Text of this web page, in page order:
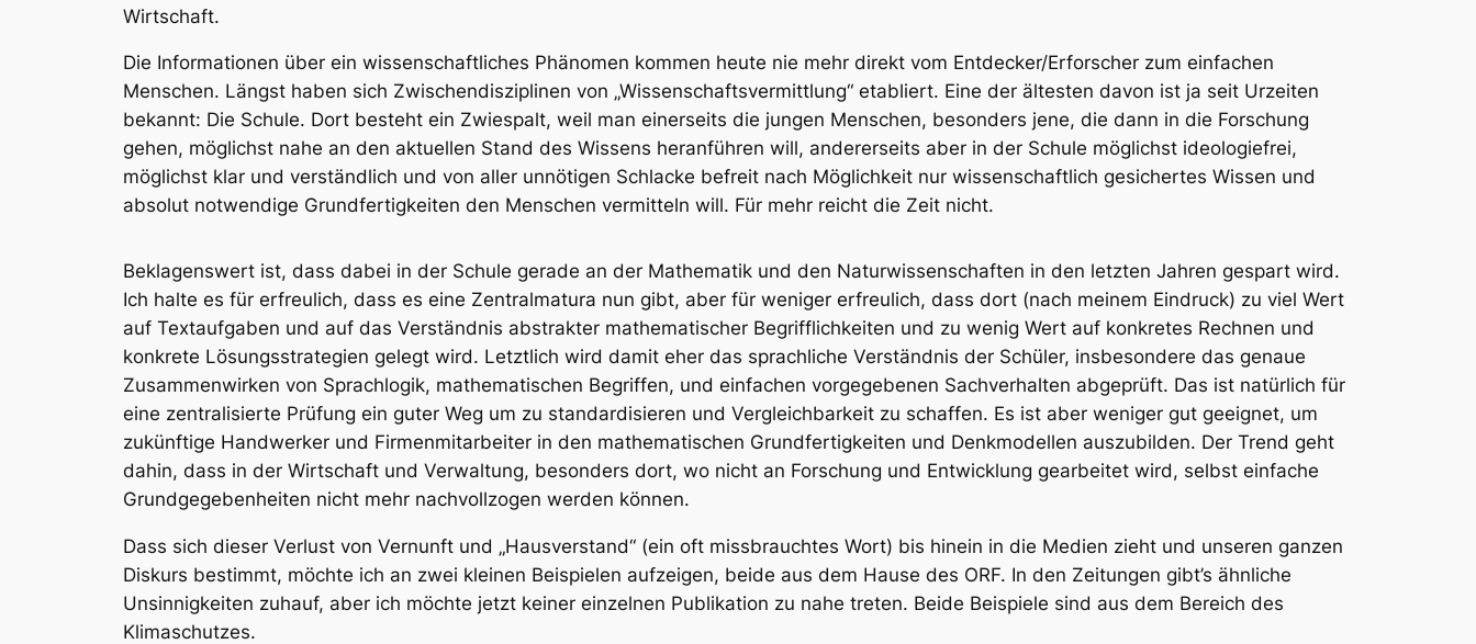
Wirtschaft.
Die Informationen über ein wissenschaftliches Phänomen kommen heute nie mehr direkt vom Entdecker/Erforscher zum einfachen
Menschen. Längst haben sich Zwischendisziplinen von „Wissenschaftsvermittlung“ etabliert. Eine der ältesten davon ist ja seit Urzeiten
bekannt: Die Schule. Dort besteht ein Zwiespalt, weil man einerseits die jungen Menschen, besonders jene, die dann in die Forschung
gehen, möglichst nahe an den aktuellen Stand des Wissens heranführen will, andererseits aber in der Schule möglichst ideologiefrei,
möglichst klar und verständlich und von aller unnötigen Schlacke befreit nach Möglichkeit nur wissenschaftlich gesichertes Wissen und
absolut notwendige Grundfertigkeiten den Menschen vermitteln will. Für mehr reicht die Zeit nicht.
Beklagenswert ist, dass dabei in der Schule gerade an der Mathematik und den Naturwissenschaften in den letzten Jahren gespart wird.
Ich halte es für erfreulich, dass es eine Zentralmatura nun gibt, aber für weniger erfreulich, dass dort (nach meinem Eindruck) zu viel Wert
auf Textaufgaben und auf das Verständnis abstrakter mathematischer Begrifflichkeiten und zu wenig Wert auf konkretes Rechnen und
konkrete Lösungsstrategien gelegt wird. Letztlich wird damit eher das sprachliche Verständnis der Schüler, insbesondere das genaue
Zusammenwirken von Sprachlogik, mathematischen Begriffen, und einfachen vorgegebenen Sachverhalten abgeprüft. Das ist natürlich für
eine zentralisierte Prüfung ein guter Weg um zu standardisieren und Vergleichbarkeit zu schaffen. Es ist aber weniger gut geeignet, um
zukünftige Handwerker und Firmenmitarbeiter in den mathematischen Grundfertigkeiten und Denkmodellen auszubilden. Der Trend geht
dahin, dass in der Wirtschaft und Verwaltung, besonders dort, wo nicht an Forschung und Entwicklung gearbeitet wird, selbst einfache
Grundgegebenheiten nicht mehr nachvollzogen werden können.
Dass sich dieser Verlust von Vernunft und „Hausverstand“ (ein oft missbrauchtes Wort) bis hinein in die Medien zieht und unseren ganzen
Diskurs bestimmt, möchte ich an zwei kleinen Beispielen aufzeigen, beide aus dem Hause des ORF. In den Zeitungen gibt’s ähnliche
Unsinnigkeiten zuhauf, aber ich möchte jetzt keiner einzelnen Publikation zu nahe treten. Beide Beispiele sind aus dem Bereich des
Klimaschutzes.